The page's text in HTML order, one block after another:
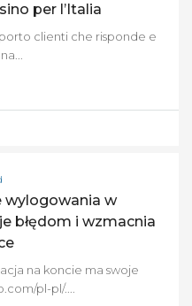
per l’Italia
clienti che risponde e
wylogowania w
błędom i wzmacnia
na koncie ma swoje
pl-pl/....